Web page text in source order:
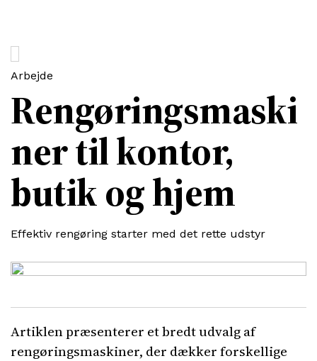
Rengøringsmaski
ner til kontor,
butik og hjem
Effektiv rengøring starter med det rette udstyr
Arbejde
Artiklen præsenterer et bredt udvalg af
rengøringsmaskiner, der dækker forskellige